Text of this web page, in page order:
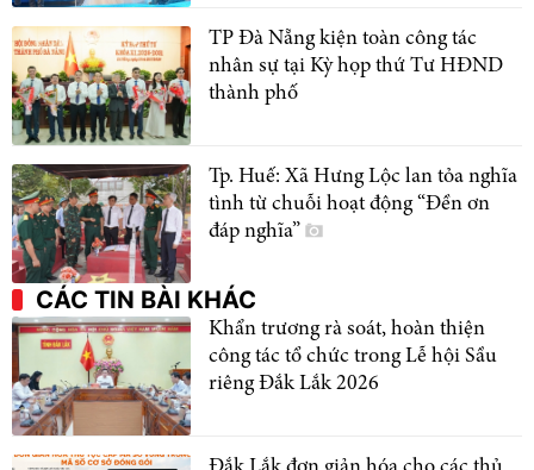
TP Đà Nẵng kiện toàn công tác
nhân sự tại Kỳ họp thứ Tư HĐND
thành phố
Tp. Huế: Xã Hưng Lộc lan tỏa nghĩa
tình từ chuỗi hoạt động “Đền ơn
đáp nghĩa”
CÁC TIN BÀI KHÁC
Khẩn trương rà soát, hoàn thiện
công tác tổ chức trong Lễ hội Sầu
riêng Đắk Lắk 2026